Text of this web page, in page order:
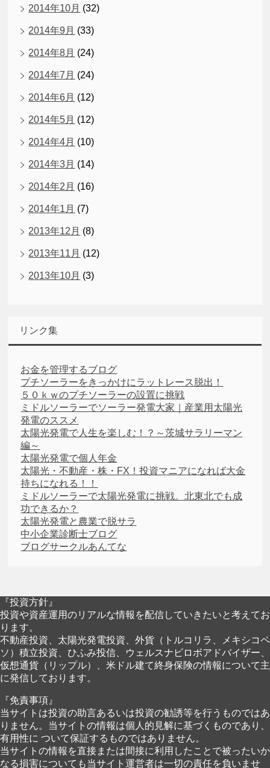
2014年10月 (32)
2014年9月 (33)
2014年8月 (24)
2014年7月 (24)
2014年6月 (12)
2014年5月 (12)
2014年4月 (10)
2014年3月 (14)
2014年2月 (16)
2014年1月 (7)
2013年12月 (8)
2013年11月 (12)
2013年10月 (3)
リンク集
お金を管理するブログ
プチソーラーをきっかけにラットレース脱出！
５０ｋｗのプチソーラーの設置に挑戦
ミドルソーラーでソーラー発電大家｜産業用太陽光
発電のススメ
太陽光発電で人生を楽しむ！？～茨城サラリーマン
編～
太陽光発電で個人年金
太陽光・不動産・株・FX！投資マニアになれば大金
持ちになれる！！
ミドルソーラーで太陽光発電に挑戦。北東北でも成
功できるか？
太陽光発電と農業で脱サラ
中小企業診断士ブログ
ブログサークルあんてな
『投資方針』
投資や資産運用のリアルな情報を配信していきたいと考えてお
ります。
不動産投資、太陽光発電投資、外貨（トルコリラ、メキシコペ
ソ）積立投資、ひふみ投信、ウェルスナビロボアドバイザー、
仮想通貨（リップル）、米ドル建て終身保険の情報について主
に発信しております。
『免責事項』
当サイトは投資の助言あるいは投資の勧誘等を行うものではあ
りません。当サイトの情報は個人的見解に基づくものであり、
有用性に ついて保証するものではありません。
当サイトの情報を直接または間接に利用したことで被ったいか
なる損害についても当サイト運営者は一切の責任を負いませ